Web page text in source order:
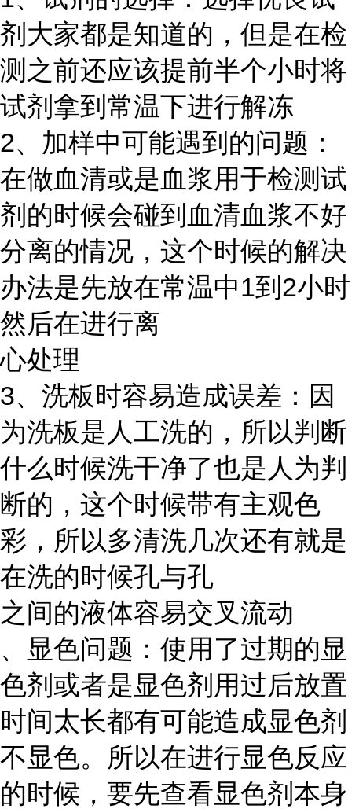
剂大家都是知道的，但是在检
测之前还应该提前半个小时将
试剂拿到常温下进行解冻
2、加样中可能遇到的问题：
在做血清或是血浆用于检测试
剂的时候会碰到血清血浆不好
分离的情况，这个时候的解决
办法是先放在常温中1到2小时
然后在进行离
心处理
3、洗板时容易造成误差：因
为洗板是人工洗的，所以判断
什么时候洗干净了也是人为判
断的，这个时候带有主观色
彩，所以多清洗几次还有就是
在洗的时候孔与孔
之间的液体容易交叉流动
、显色问题：使用了过期的显
色剂或者是显色剂用过后放置
时间太长都有可能造成显色剂
不显色。所以在进行显色反应
的时候，要先查看显色剂本身